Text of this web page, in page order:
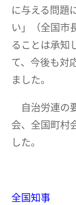
に与える問題
い」（全国市
ることは承知
て、今後も対
ました。
自治労連の
会、全国町村
した。
全国知事